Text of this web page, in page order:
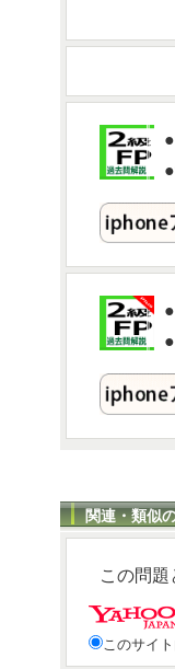
関連・類似
この問題
このサイ